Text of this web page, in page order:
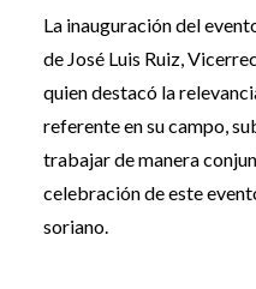
La inauguración del
de José Luis Ruiz,
quien destacó la
referente en su campo,
trabajar de manera
celebración de este
soriano.